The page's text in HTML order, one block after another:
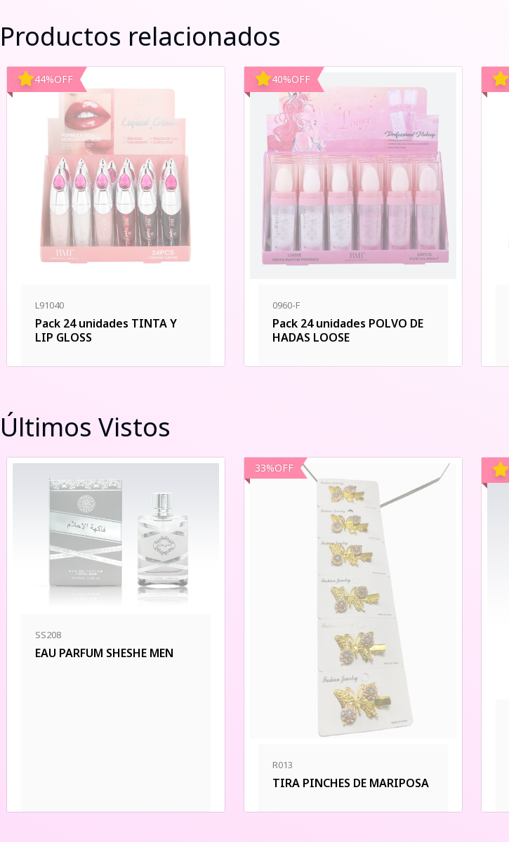
Productos relacionados
44%OFF
L91040
Pack 24 unidades TINTA Y
LIP GLOSS
40%OFF
0960-F
Pack 24 unidades POLVO DE
HADAS LOOSE
Últimos Vistos
SS208
EAU PARFUM SHESHE MEN
33%OFF
R013
TIRA PINCHES DE MARIPOSA